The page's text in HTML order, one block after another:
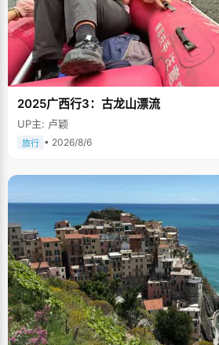
2025广西行3：古龙山漂流
UP主: 卢颖
旅行 • 2026/8/6